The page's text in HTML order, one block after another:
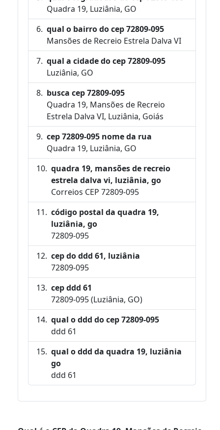
Quadra 19, Luziânia, GO
qual o bairro do cep 72809-095
Mansões de Recreio Estrela Dalva VI
qual a cidade do cep 72809-095
Luziânia, GO
busca cep 72809-095
Quadra 19, Mansões de Recreio
Estrela Dalva VI, Luziânia, Goiás
cep 72809-095 nome da rua
Quadra 19, Luziânia, GO
quadra 19, mansões de recreio
estrela dalva vi, luziânia, go
Correios CEP 72809-095
código postal da quadra 19,
luziânia, go
72809-095
cep do ddd 61, luziânia
72809-095
cep ddd 61
72809-095 (Luziânia, GO)
qual o ddd do cep 72809-095
ddd 61
qual o ddd da quadra 19, luziânia
go
ddd 61